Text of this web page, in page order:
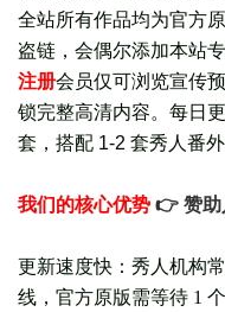
全站所有作品均为官方
盗链，会偶尔添加本站专
注册会员仅可浏览宣传
锁完整高清内容。每日更
套， 搭配 1-2 套秀人番外
我们的核心优势 👉 赞助
更新速度快：秀人机构
线，官方原版需等待 1